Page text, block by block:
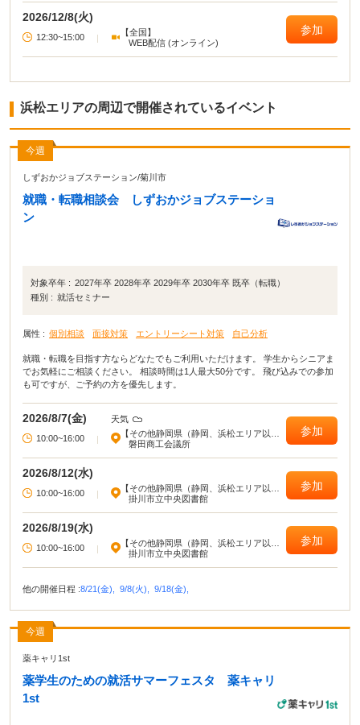
2026/12/8(火)
12:30~15:00 |
【全国】
WEB配信 (オンライン)
参加
浜松エリアの周辺で開催されているイベント
今週
しずおかジョブステーション/菊川市
就職・転職相談会 しずおかジョブステーショ
ン
対象卒年 : 2027年卒 2028年卒 2029年卒 2030年卒 既卒（転職）
種別 : 就活セミナー
属性 : 個別相談 面接対策 エントリーシート対策 自己分析
就職・転職を目指す方ならどなたでもご利用いただけます。 学生からシニアま
でお気軽にご相談ください。 相談時間は1人最大50分です。 飛び込みでの参加
も可ですが、ご予約の方を優先します。
2026/8/7(金)
天気
10:00~16:00
|
【その他静岡県（静岡、浜松エリア以
外）】
磐田商工会議所
参加
2026/8/12(水)
10:00~16:00 |
【その他静岡県（静岡、浜松エリア以
外）】
掛川市立中央図書館
参加
2026/8/19(水)
10:00~16:00 |
【その他静岡県（静岡、浜松エリア以
外）】
掛川市立中央図書館
参加
他の開催日程 :8/21(金), 9/8(火), 9/18(金),
今週
薬キャリ1st
薬学生のための就活サマーフェスタ 薬キャリ
1st